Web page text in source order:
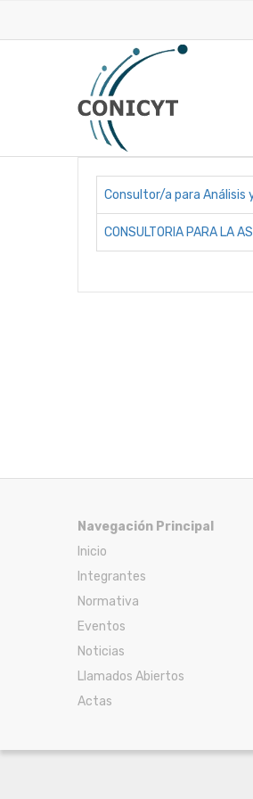
Consultor/a para Análisis
CONSULTORIA PARA LA
Navegación Principal
Inicio
Integrantes
Normativa
Eventos
Noticias
Llamados Abiertos
Actas